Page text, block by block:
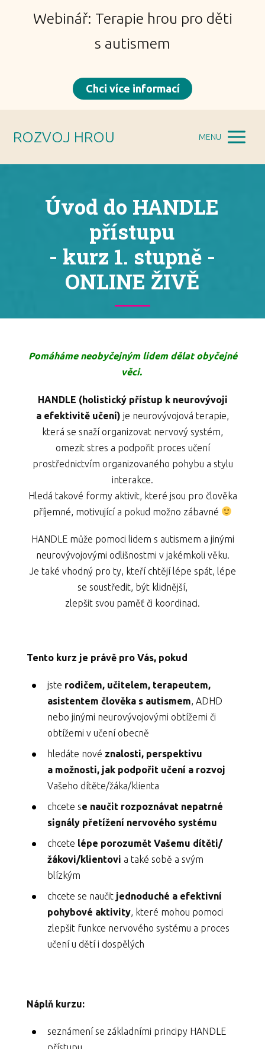
Webinář: Terapie hrou pro děti
s autismem
Chci více informací
ROZVOJ HROU MENU
Úvod do HANDLE
přístupu
- kurz 1. stupně -
ONLINE ŽIVĚ
Pomáháme neobyčejným lidem dělat obyčejné
věci.
HANDLE (holistický přístup k neurovývoji
a efektivitě učení) je neurovývojová terapie,
která se snaží organizovat nervový systém,
omezit stres a podpořit proces učení
prostřednictvím organizovaného pohybu a stylu
interakce.
Hledá takové formy aktivit, které jsou pro člověka
příjemné, motivující a pokud možno zábavné
HANDLE může pomoci lidem s autismem a jinými
neurovývojovými odlišnostmi v jakémkoli věku.
Je také vhodný pro ty, kteří chtějí lépe spát, lépe
se soustředit, být klidnější,
zlepšit svou paměť či koordinaci.
Tento kurz je právě pro Vás, pokud
jste rodičem, učitelem, terapeutem,
asistentem člověka s autismem, ADHD
nebo jinými neurovývojovými obtížemi či
obtížemi v učení obecně
hledáte nové znalosti, perspektivu
a možnosti, jak podpořit učení a rozvoj
Vašeho dítěte/žáka/klienta
chcete se naučit rozpoznávat nepatrné
signály přetížení nervového systému
chcete lépe porozumět Vašemu dítěti/
žákovi/klientovi a také sobě a svým
blízkým
chcete se naučit jednoduché a efektivní
pohybové aktivity, které mohou pomoci
zlepšit funkce nervového systému a proces
učení u dětí i dospělých
Náplň kurzu:
seznámení se základními principy HANDLE